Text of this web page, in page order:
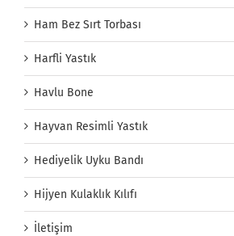
Ham Bez Sırt Torbası
Harfli Yastık
Havlu Bone
Hayvan Resimli Yastık
Hediyelik Uyku Bandı
Hijyen Kulaklık Kılıfı
İletişim